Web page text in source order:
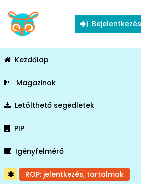
Bejelentkezés
Kezdőlap
Magazinok
Letölthető segédletek
PIP
Igényfelmérő
ROP: jelentkezés, tartalmak